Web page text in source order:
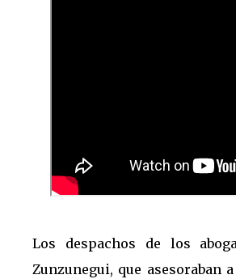
Los despachos de los
Zunzunegui, que asesoraban